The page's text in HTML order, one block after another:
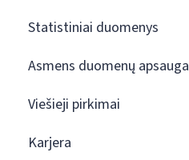
Statistiniai duomenys
Asmens duomenų apsauga
Viešieji pirkimai
Karjera